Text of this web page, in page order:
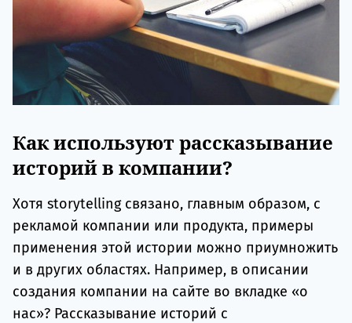
Как используют рассказывание
историй в компании?
Хотя storytelling связано, главным образом, с
рекламой компании или продукта, примеры
применения этой истории можно приумножить
и в других областях. Например, в описании
создания компании на сайте во вкладке «о
нас»? Рассказывание историй с